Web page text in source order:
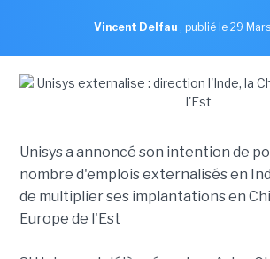
Vincent Delfau , publié le 29
Unisys a annoncé son intention de
nombre d'emplois externalisés en
de multiplier ses implantations en
Europe de l'Est